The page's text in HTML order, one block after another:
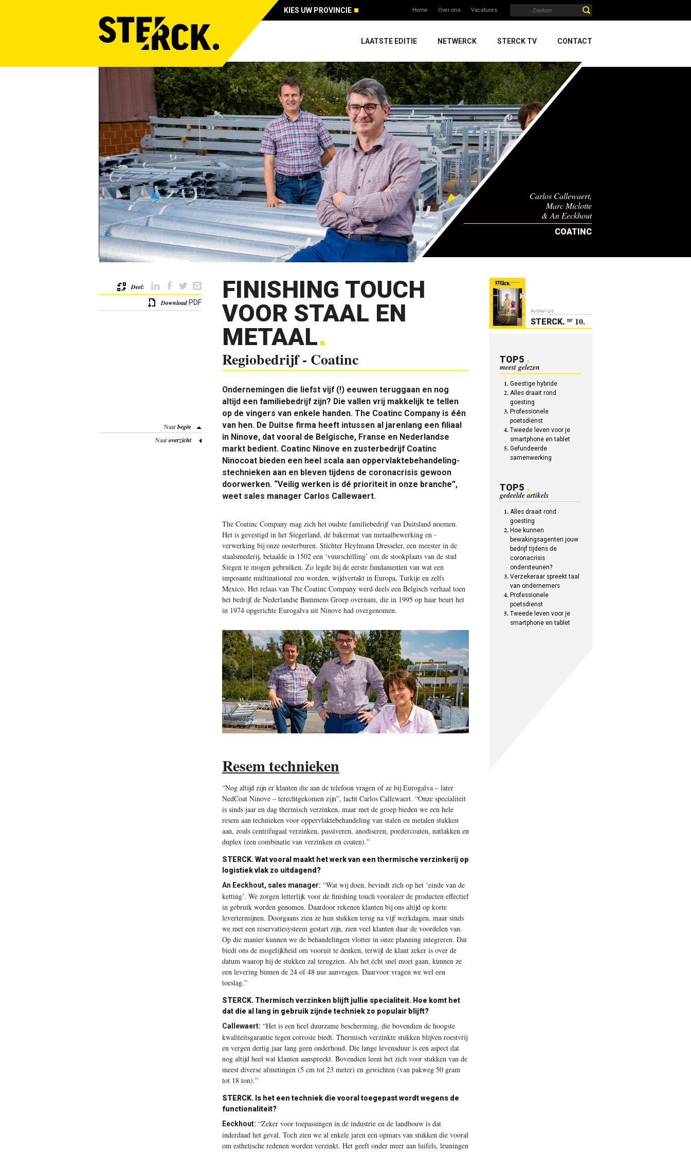
KIES UW PROVINCIE Home Over ons Vacatures
LAATSTE EDITIE NETWERCK STERCK TV CONTACT
Carlos Callewaert,
Marc Miclotte
& An Eeckhout
COATINC
FINISHING TOUCH
VOOR STAAL EN
METAAL
Regiobedrijf - Coatinc
Ondernemingen die liefst vijf (!) eeuwen teruggaan en nog
altijd een familiebedrijf zijn? Die vallen vrij makkelijk te tellen
op de vingers van enkele handen. The Coatinc Company is één
van hen. De Duitse firma heeft intussen al jarenlang een filiaal
in Ninove, dat vooral de Belgische, Franse en Nederlandse
markt bedient. Coatinc Ninove en zusterbedrijf Coatinc
Ninocoat bieden een heel scala aan oppervlaktebehandeling­
stechnieken aan en bleven tijdens de coronacrisis gewoon
doorwerken. “Veilig werken is dé prioriteit in onze branche”,
weet sales manager Carlos Callewaert.
The Coatinc Company mag zich het oudste familiebedrijf van Duitsland noemen.
Het is gevestigd in het Siegerland, dé bakermat van metaalbewerking en -
verwerking bij onze oosterburen. Stichter Heylmann Dresseler, een meester in de
staalsmederij, betaalde in 1502 een ‘vuurschilling’ om de stookplaats van de stad
Siegen te mogen gebruiken. Zo legde hij de eerste fundamenten van wat een
imposante multinational zou worden, wijdvertakt in Europa, Turkije en zelfs
Mexico. Het relaas van The Coatinc Company werd deels een Belgisch verhaal toen
het bedrijf de Nederlandse Bammens Groep overnam, die in 1995 op haar beurt het
in 1974 opgerichte Eurogalva uit Ninove had overgenomen.
Resem technieken
“Nog altijd zijn er klanten die aan de telefoon vragen of ze bij Eurogalva – later
NedCoat Ninove – terechtgekomen zijn”, lacht Carlos Callewaert. “Onze specialiteit
is sinds jaar en dag thermisch verzinken, maar met de groep bieden we een hele
resem aan technieken voor oppervlaktebehandeling van stalen en metalen stukken
aan, zoals centrifugaal verzinken, passiveren, anodiseren, poedercoaten, natlakken en
duplex (een combinatie van verzinken en coaten).”
STERCK. Wat vooral maakt het werk van een thermische verzinkerij op
logistiek vlak zo uitdagend?
An Eeckhout, sales manager: “Wat wij doen, bevindt zich op het ‘einde van de
ketting’. We zorgen letterlijk voor de finishing touch vooraleer de producten effectief
in gebruik worden genomen. Daardoor rekenen klanten bij ons altijd op korte
levertermijnen. Doorgaans zien ze hun stukken terug na vijf werkdagen, maar sinds
we met een reservatiesysteem gestart zijn, zien veel klanten daar de voordelen van.
Op die manier kunnen we de behandelingen vlotter in onze planning integreren. Dat
biedt ons de mogelijkheid om vooruit te denken, terwijl de klant zeker is over de
datum waarop hij de stukken zal terugzien. Als het écht snel moet gaan, kunnen ze
een levering binnen de 24 of 48 uur aanvragen. Daarvoor vragen we wel een
toeslag.”
STERCK. Thermisch verzinken blijft jullie specialiteit. Hoe komt het
dat die al lang in gebruik zijnde techniek zo populair blijft?
Callewaert: “Het is een heel duurzame bescherming, die bovendien de hoogste
kwaliteitsgarantie tegen corrosie biedt. Thermisch verzinkte stukken blijven roestvrij
en vergen dertig jaar lang geen onderhoud. Die lange levensduur is een aspect dat
nog altijd heel wat klanten aanspreekt. Bovendien leent het zich voor stukken van de
meest diverse afmetingen (5 cm tot 23 meter) en gewichten (van pakweg 50 gram
tot 18 ton).”
STERCK. Is het een techniek die vooral toegepast wordt wegens de
functionaliteit?
Eeckhout: “Zeker voor toepassingen in de industrie en de landbouw is dat
inderdaad het geval. Toch zien we al enkele jaren een opmars van stukken die vooral
om esthetische redenen worden verzinkt. Het geeft onder meer aan luifels, leuningen
Deel:
DownloadPDF
Naarbegin
Naaroverzicht
Artikel uit:
STERCK. nr 10.
TOP5
meest gelezen
Geestige hybride
Alles draait rond
goesting
Professionele
poetsdienst
Tweede leven voor je
smartphone en tablet
Gefundeerde
samenwerking
TOP5
gedeelde artikels
Alles draait rond
goesting
Hoe kunnen
bewakingsagenten jouw
bedrijf tijdens de
coronacrisis
ondersteunen?
Verzekeraar spreekt taal
van ondernemers
Professionele
poetsdienst
Tweede leven voor je
smartphone en tablet